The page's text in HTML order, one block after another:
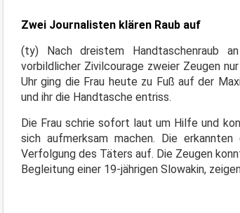
Zwei Journalisten klären Raub auf
(ty) Nach dreistem Handtaschenraub
vorbildlicher Zivilcourage zweier Zeugen
Uhr ging die Frau heute zu Fuß auf der
und ihr die Handtasche entriss.
Die Frau schrie sofort laut um Hilfe und
sich aufmerksam machen. Die
Verfolgung des Täters auf. Die Zeugen
Begleitung einer 19-jährigen Slowakin,